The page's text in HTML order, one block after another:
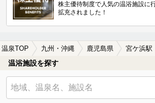
株主優待制度で人気の温浴施設に
拡充されました！
温泉TOP 九州・沖縄 鹿児島県 宮ケ浜駅
温浴施設を探す